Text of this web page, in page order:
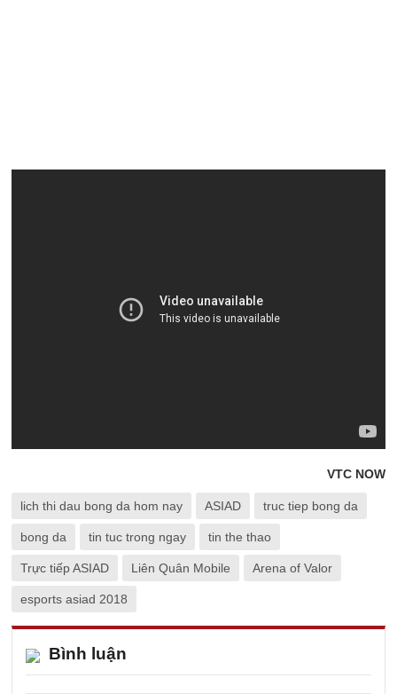
VTC NOW
lich thi dau bong da hom nay ASIAD truc tiep bong da
bong da tin tuc trong ngay tin the thao
Trực tiếp ASIAD Liên Quân Mobile Arena of Valor
esports asiad 2018
Bình luận